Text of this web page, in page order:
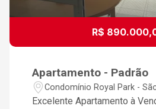
R$
Apartamento - Padrão
Condomínio Royal Park -
Campos/SP
Excelente Apartamento à Venda!